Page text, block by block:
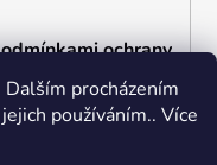
procházením
používáním.. Více
ochrany